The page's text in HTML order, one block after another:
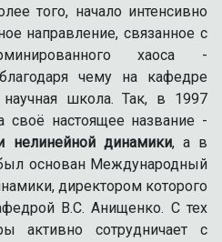
того, начало интенсивно
направление, связанное с
хаоса -
чему на кафедре
школа. Так, в 1997
своё настоящее название -
нелинейной динамики, а в
основан Международный
директором которого
В.С. Анищенко. С тех
активно сотрудничает с